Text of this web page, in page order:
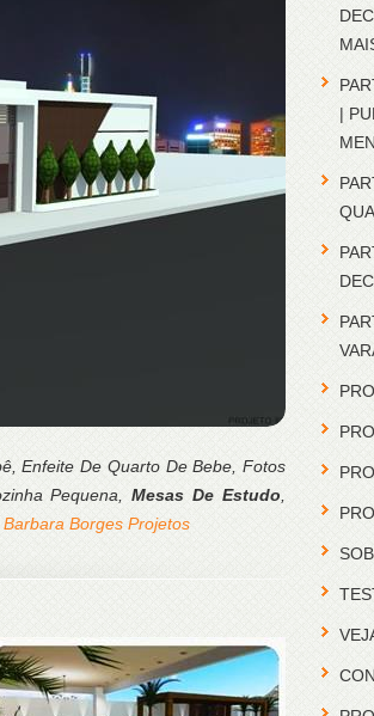
Enfeite De Quarto De Bebe, Fotos
Pequena,Mesas De Estudo
Barbara Borges Projetos
|